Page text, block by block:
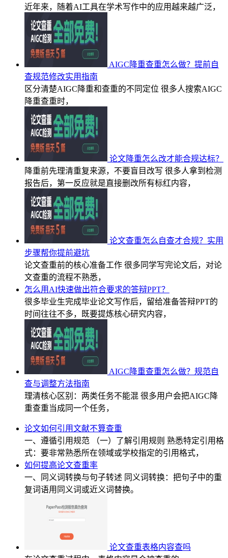
近年来，随着AI工具在学术写作中的应用越来越广泛，
AIGC降重查重怎么做？提前自
查规范修改实用指南
区分清楚AIGC降重和查重的不同定位 很多人搜索AIGC
降重查重时，
论文降重怎么改才能合规达标？
降重前先理清重复来源，不要盲目改写 很多人拿到检测
报告后，第一反应就是直接删改所有标红内容，
论文查重怎么自查才合规？实用
步骤帮你提前避坑
论文查重前的核心准备工作 很多同学写完论文后，对论
文查重的流程不熟悉，
怎么用AI快速做出符合要求的答辩PPT？
很多毕业生完成毕业论文写作后，留给准备答辩PPT的
时间往往不多，既要提炼核心研究内容，
AIGC降重查重怎么做？规范自
查与调整方法指南
理清核心区别：两类任务不能混 很多用户会把AIGC降
重查重当成同一个任务，
论文如何引用文献不算查重
一、遵循引用规范 （一）了解引用规则 熟悉特定引用格
式：要非常熟悉所在领域或学校指定的引用格式，
如何提高论文查重率
一、同义词转换与句子转述 同义词转换：把句子中的重
复词语用同义词或近义词替换。
论文查重表格内容查吗